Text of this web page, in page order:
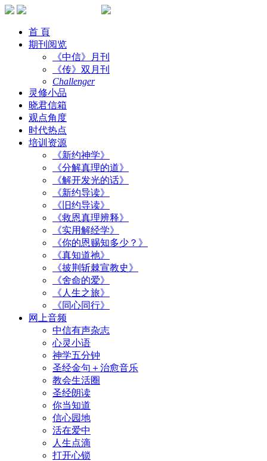
首 頁
期刊阅览
《中信》月刊
《传》双月刊
Challenger
灵修小品
晓君信箱
观点角度
时代热点
培训资源
《新约神学》
《分解真理的道》
《解开发光的话》
《新约导读》
《旧约导读》
《救恩真理辨释》
《实用解经学》
《你的恩赐知多少？》
《真知道祂》
《披荆斩棘宣教史》
《舍命的爱》
《人生之旅》
《同心同行》
网上音频
中信有声杂志
心灵小语
神学五分钟
圣经金句＋治愈音乐
教会生活圈
圣经朗读
你当知道
信心园地
活在爱中
人生点滴
打开心锁